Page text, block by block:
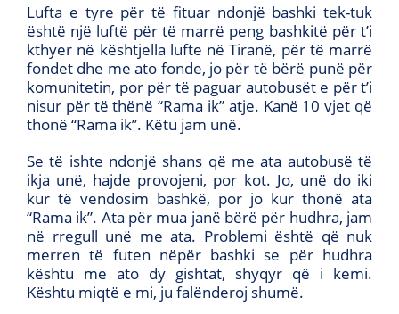
Lufta e tyre për të fituar ndonjë bashki tek-tuk
është një luftë për të marrë peng bashkitë për t’i
kthyer në kështjella lufte në Tiranë, për të marrë
fondet dhe me ato fonde, jo për të bërë punë për
komunitetin, por për të paguar autobusët e për t’i
nisur për të thënë “Rama ik” atje. Kanë 10 vjet që
thonë “Rama ik”. Këtu jam unë.
Se të ishte ndonjë shans që me ata autobusë të
ikja unë, hajde provojeni, por kot. Jo, unë do iki
kur të vendosim bashkë, por jo kur thonë ata
“Rama ik”. Ata për mua janë bërë për hudhra, jam
në rregull unë me ata. Problemi është që nuk
merren të futen nëpër bashki se për hudhra
kështu me ato dy gishtat, shyqyr që i kemi.
Kështu miqtë e mi, ju falënderoj shumë.